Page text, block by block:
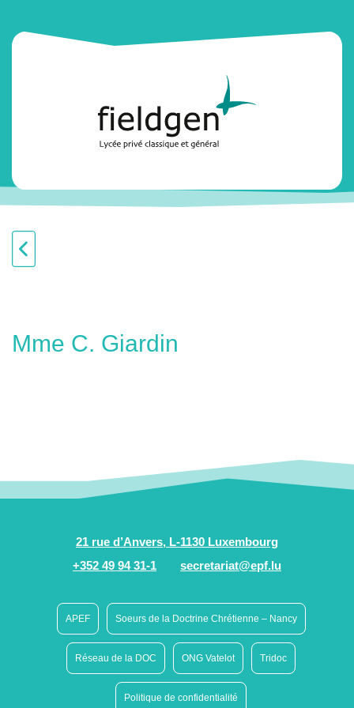
Mme C. Giardin
21 rue d’Anvers, L-1130 Luxembourg
+352 49 94 31-1
secretariat@epf.lu
APEF Soeurs de la Doctrine Chrétienne – Nancy
Réseau de la DOC ONG Vatelot Tridoc
Politique de confidentialité